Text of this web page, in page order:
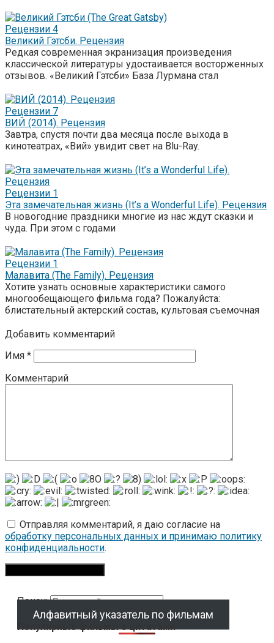
Рецензии 4
Великий Гэтсби. Рецензия
Редкая современная экранизация произведения
классической литературы удостаивается восторженных
отзывов. «Великий Гэтсби» База Лурмана стал
Рецензии 7
ВИЙ (2014). Рецензия
Завтра, спустя почти два месяца после выхода в
кинотеатрах, «Вий» увидит свет на Blu-Ray.
Рецензии 1
Эта замечательная жизнь (It’s a Wonderful Life). Рецензия
В новогодние праздники многие из нас ждут сказки и
чуда. При этом с годами
Рецензии 1
Малавита (The Family). Рецензия
Хотите узнать основные характеристики самого
многообещающего фильма года? Пожалуйста:
блистательный актерский состав, культовая съемочная
Добавить комментарий
Имя *
Комментарий
Отправляя комментарий, я даю согласие на
обработку персональных данных и принимаю политику
конфиденциальности.
Поиск:
Алфавитный указатель по фильмам
Популярные фильмы с цитатами